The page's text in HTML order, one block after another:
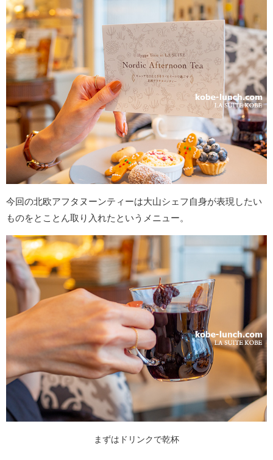
今回の北欧アフタヌーンティーは大山シェフ自身が表現したい
ものをとことん取り入れたというメニュー。
まずはドリンクで乾杯